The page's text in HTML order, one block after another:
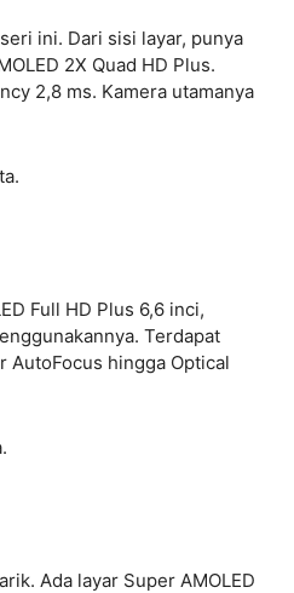
ini. Dari sisi layar, punya
2X Quad HD Plus.
2,8 ms. Kamera utamanya
Full HD Plus 6,6 inci,
Terdapat
AutoFocus hingga Optical
Ada layar Super AMOLED